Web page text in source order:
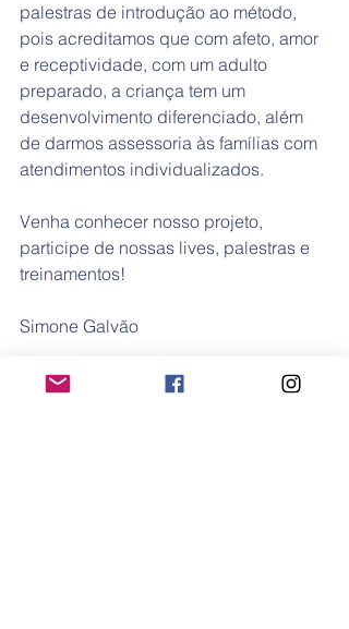
palestras de introdução ao método,
pois acreditamos que com afeto, amor
e receptividade, com um adulto
preparado, a criança tem um
desenvolvimento diferenciado, além
de darmos assessoria às famílias com
atendimentos individualizados.
​Venha conhecer nosso projeto,
participe de nossas lives, palestras e
treinamentos!
​Simone Galvão
Educação Montessori para Síndrome